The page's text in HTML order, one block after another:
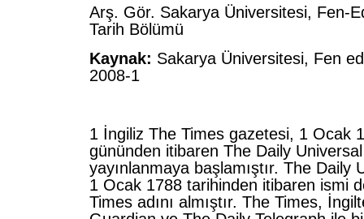
Arş. Gör. Sakarya Üniversitesi, Fen-
Tarih Bölümü
Kaynak: Sakarya Üniversitesi, Fen
2008-1
1 İngiliz The Times gazetesi, 1 Ocak
gününden itibaren The Daily
yayınlanmaya başlamıştır. The Daily
1 Ocak 1788 tarihinden itibaren ismi
Times adını almıştır. The Times,